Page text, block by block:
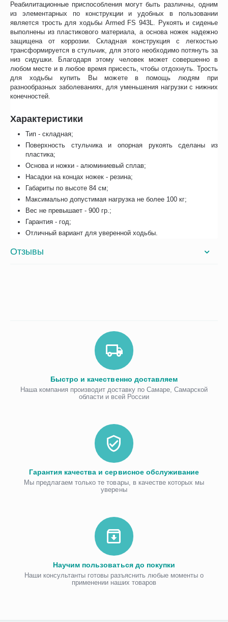
Реабилитационные приспособления могут быть различны, одним
из элементарных по конструкции и удобных в пользовании
является трость для ходьбы Armed FS 943L. Рукоять и сиденье
выполнены из пластикового материала, а основа ножек надежно
защищена от коррозии. Складная конструкция с легкостью
трансформируется в стульчик, для этого необходимо потянуть за
низ сидушки. Благодаря этому человек может совершенно в
любом месте и в любое время присесть, чтобы отдохнуть. Трость
для ходьбы купить Вы можете в помощь людям при
разнообразных заболеваниях, для уменьшения нагрузки с нижних
конечностей.
Характеристики
Тип - складная;
Поверхность стульчика и опорная рукоять сделаны из
пластика;
Основа и ножки - алюминиевый сплав;
Насадки на концах ножек - резина;
Габариты по высоте 84 см;
Максимально допустимая нагрузка не более 100 кг;
Вес не превышает - 900 гр.;
Гарантия - год;
Отличный вариант для уверенной ходьбы.
Отзывы
Быстро и качественно доставляем
Наша компания производит доставку по Самаре, Самарской
области и всей России
Гарантия качества и сервисное обслуживание
Мы предлагаем только те товары, в качестве которых мы
уверены
Научим пользоваться до покупки
Наши консультанты готовы разъяснить любые моменты о
применении наших товаров